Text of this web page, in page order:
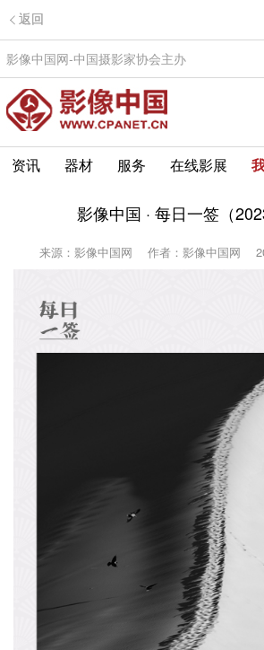
返回
影像中国网-中国摄影家协会主办
资讯 器材 服务 在线影展
影像中国 · 每日一签（
来源：影像中国网 作者：影像中国网